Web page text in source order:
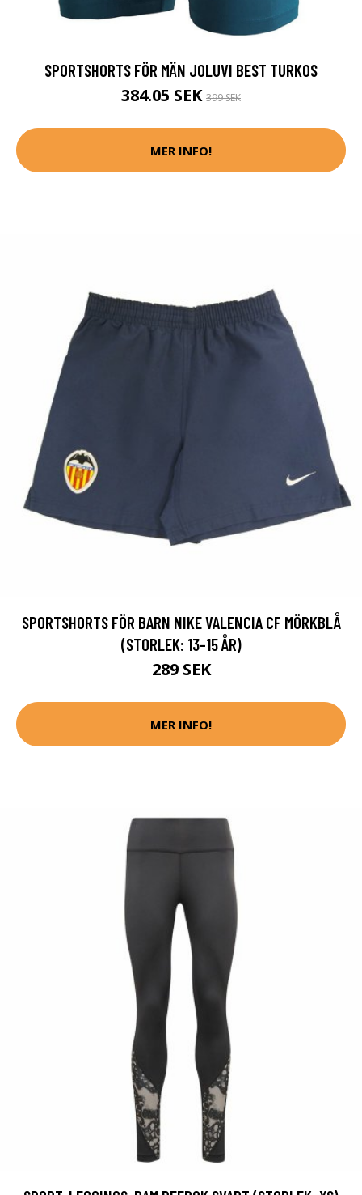
SPORTSHORTS FÖR MÄN JOLUVI BEST TURKOS
384.05 SEK 399 SEK
MER INFO!
SPORTSHORTS FÖR BARN NIKE VALENCIA CF MÖRKBLÅ
(STORLEK: 13-15 ÅR)
289 SEK
MER INFO!